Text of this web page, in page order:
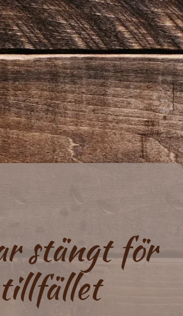
stängt för
tillfället